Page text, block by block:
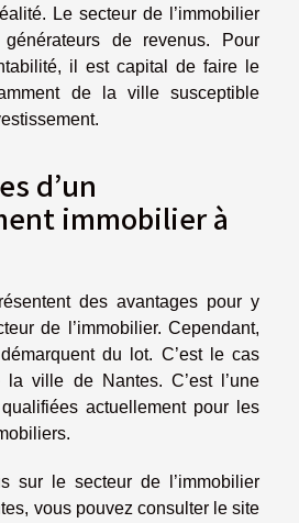
Le secteur de l’immobilier
de revenus. Pour
il est capital de faire le
de la ville susceptible
d’un
immobilier à
des avantages pour y
de l’immobilier. Cependant,
du lot. C’est le cas
la ville de Nantes. C’est l’une
actuellement pour les
sur le secteur de l’immobilier
vous pouvez consulter le site